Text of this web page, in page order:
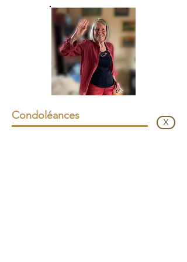
Condoléances
X